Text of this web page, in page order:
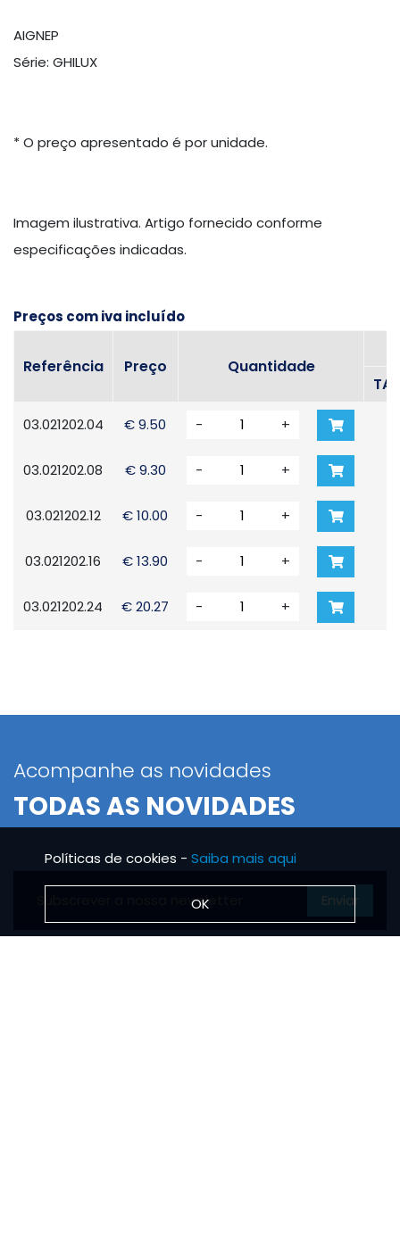
AIGNEP
Série: GHILUX
* O preço apresentado é por unidade.
Imagem ilustrativa. Artigo fornecido conforme
especificações indicadas.
Preços com iva incluído
Referência Preço
Quantidade
03.021202.04 € 9.50 - +
03.021202.08 € 9.30 - +
03.021202.12 € 10.00 - +
03.021202.16 € 13.90 - +
03.021202.24 € 20.27 - +
Acompanhe as novidades
TODAS AS NOVIDADES
Enviar
Políticas de cookies - Saiba mais aqui
OK